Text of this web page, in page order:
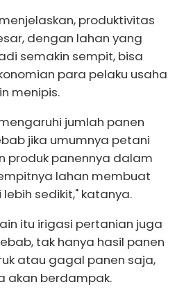
produktivitas
dengan lahan yang
semakin sempit, bisa
para pelaku usaha
menipis.
jumlah panen
jika umumnya petani
produk panennya dalam
lahan membuat
sedikit," katanya.
itu irigasi pertanian juga
tak hanya hasil panen
atau gagal panen saja,
akan berdampak.